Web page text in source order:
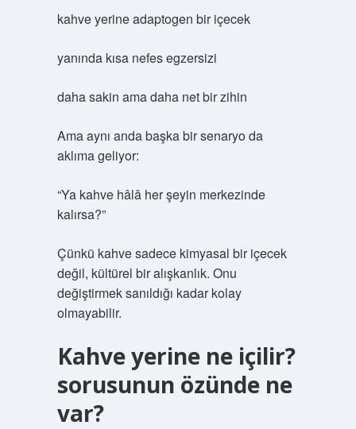
kahve yerine adaptogen bir içecek
yanında kısa nefes egzersizi
daha sakin ama daha net bir zihin
Ama aynı anda başka bir senaryo da
aklıma geliyor:
“Ya kahve hâlâ her şeyin merkezinde
kalırsa?”
Çünkü kahve sadece kimyasal bir içecek
değil, kültürel bir alışkanlık. Onu
değiştirmek sanıldığı kadar kolay
olmayabilir.
Kahve yerine ne içilir?
sorusunun özünde ne
var?